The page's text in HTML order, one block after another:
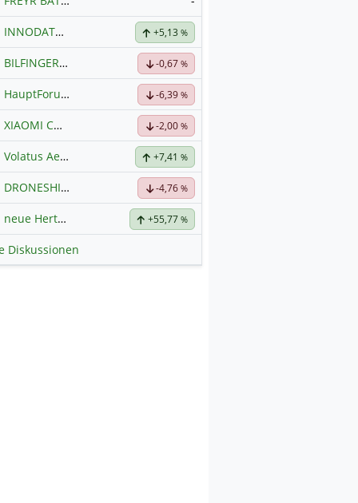
INNODATA +5,13 %
BILFINGERHauptdiskussion -0,67%
HauptForum SK HYNIC -6,39%
XIAOMI CORP. CL.B Hauptdiskussion
-2,00%
Volatus Aerospace (Offener Austausch) +7,41 %
DRONESHIELD LTD Hauptdiskussion
-4,76%
neue Hertz Aktie +55,77%
Diskussionen